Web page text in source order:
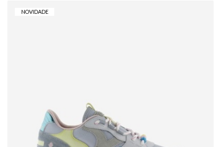
NOVIDADE